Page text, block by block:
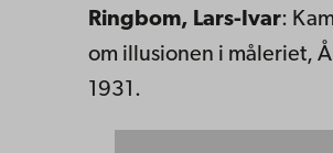
Ringbom, Lars-Ivar:
om illusionen i måleriet,
1931.